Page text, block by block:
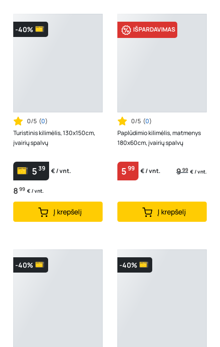
-40%
0/5 (0)
Turistinis kilimėlis, 130x150cm,
įvairių spalvų
539 € / vnt.
8 99 € / vnt.
Į krepšelį
IŠPARDAVIMAS
0/5 (0)
Paplūdimio kilimėlis, matmenys
180x60cm, įvairių spalvų
599 € / vnt. 999 € / vnt.
Į krepšelį
-40% -40%